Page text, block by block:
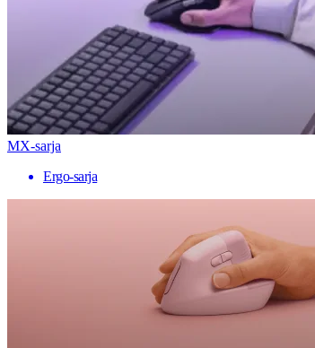
MX-sarja
Ergo-sarja